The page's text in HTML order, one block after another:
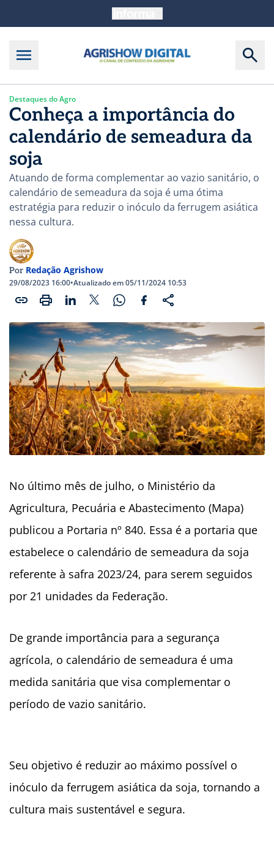
Destaques do Agro
Conheça a importância do
calendário de semeadura da
soja
Atuando de forma complementar ao vazio sanitário, o
calendário de semeadura da soja é uma ótima
estratégia para reduzir o inóculo da ferrugem asiática
nessa cultura.
Por Redação Agrishow
29/08/2023 16:00•Atualizado em 05/11/2024 10:53
No último mês de julho, o Ministério da
Agricultura, Pecuária e Abastecimento (Mapa)
publicou a Portaria nº 840. Essa é a portaria que
estabelece o calendário de semeadura da soja
referente à safra 2023/24, para serem seguidos
por 21 unidades da Federação.
De grande importância para a segurança
agrícola, o calendário de semeadura é uma
medida sanitária que visa complementar o
período de vazio sanitário.
Seu objetivo é reduzir ao máximo possível o
inóculo da ferrugem asiática da soja, tornando a
cultura mais sustentável e segura.